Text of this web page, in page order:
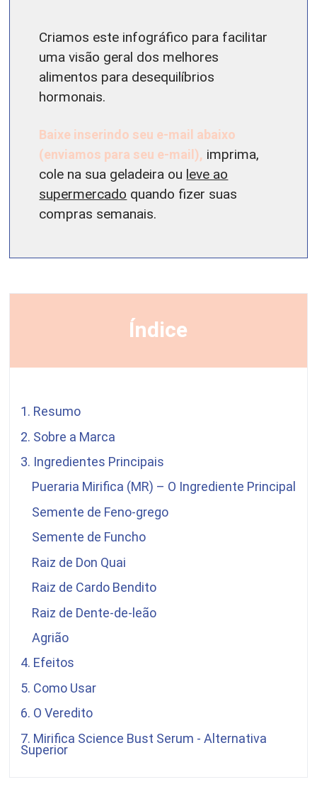
Criamos este infográfico para facilitar
uma visão geral dos melhores
alimentos para desequilíbrios
hormonais.
Baixe inserindo seu e-mail abaixo
(enviamos para seu e-mail), imprima,
cole na sua geladeira ou leve ao
supermercado quando fizer suas
compras semanais.
Índice
1. Resumo
2. Sobre a Marca
3. Ingredientes Principais
Pueraria Mirifica (MR) – O Ingrediente Principal
Semente de Feno-grego
Semente de Funcho
Raiz de Don Quai
Raiz de Cardo Bendito
Raiz de Dente-de-leão
Agrião
4. Efeitos
5. Como Usar
6. O Veredito
7. Mirifica Science Bust Serum - Alternativa
Superior